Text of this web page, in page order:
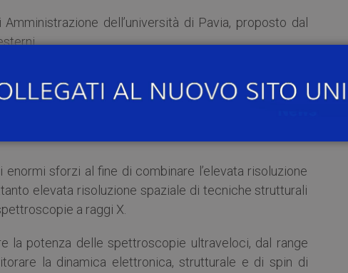
dell’università di Pavia, proposto dal
salienti del percorso scientifico più recente del Prof.
femtosecondo (10-15 s, cioè un milionesimo di un
fa e ha dato inizio ad un’era completamente nuova
in “tempo reale” la dinamica dei nuclei in molecole,
sforzi al fine di combinare l’elevata risoluzione
elevata risoluzione spaziale di tecniche strutturali
a raggi X.
la potenza delle spettroscopie ultraveloci, dal range
la dinamica elettronica, strutturale e di spin di